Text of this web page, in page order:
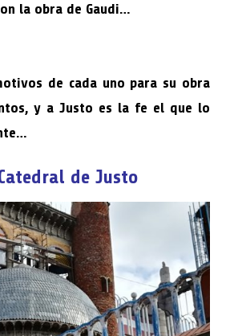
la obra de Gaudi…
de cada uno para su obra
y a Justo es la fe el que lo
de Justo